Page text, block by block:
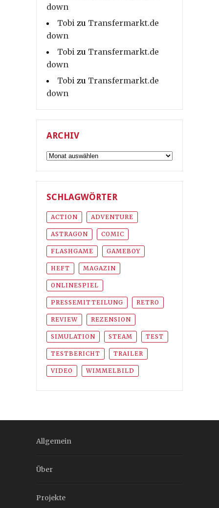
down
Tobi zu Transfermarkt.de
down
Tobi zu Transfermarkt.de
down
Tobi zu Transfermarkt.de
down
ARCHIV
Archiv
SCHLAGWÖRTER
ACTION ADVENTURE
ASTRAGON COMIC
FLASHGAME GAMEBOY
HEFT MAGAZIN
ONLINESPIEL
PRESSEMITTEILUNG RETRO
REVIEW REZENSION
SIMULATION STEAM TEST
TESTBERICHT TRAILER
VIDEO WIMMELBILD
Allgemein
Über
Projekte